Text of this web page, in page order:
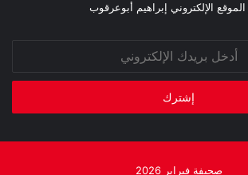
الإلكتروني إبراهيم أبوعرقوب
صحيفة فبراير 2026